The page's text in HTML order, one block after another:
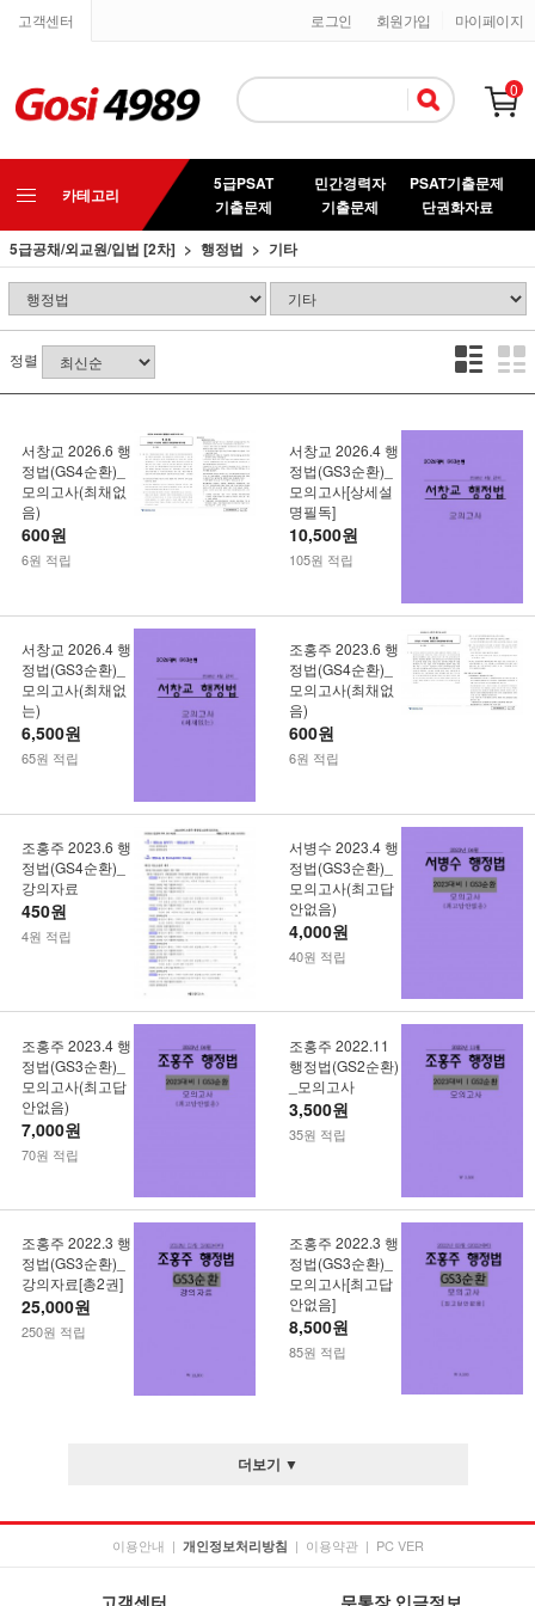
고객센터 마이페이지
회원가입
로그인
0
카테고리
5급PSAT
기출문제
민간경력자
기출문제
PSAT기출문제
단권화자료
5급공채/외교원/입법 [2차]
행정법 기타
정렬
서창교 2026.6 행
정법(GS4순환)_
모의고사(최채없
음)
600원
6원 적립
서창교 2026.4 행
정법(GS3순환)_
모의고사[상세설
명필독]
10,500원
105원 적립
서창교 2026.4 행
정법(GS3순환)_
모의고사(최채없
는)
6,500원
65원 적립
조홍주 2023.6 행
정법(GS4순환)_
모의고사(최채없
음)
600원
6원 적립
조홍주 2023.6 행
정법(GS4순환)_
강의자료
450원
4원 적립
서병수 2023.4 행
정법(GS3순환)_
모의고사(최고답
안없음)
4,000원
40원 적립
조홍주 2023.4 행
정법(GS3순환)_
모의고사(최고답
안없음)
7,000원
70원 적립
조홍주 2022.11
행정법(GS2순환)
_모의고사
3,500원
35원 적립
조홍주 2022.3 행
정법(GS3순환)_
강의자료[총2권]
25,000원
250원 적립
조홍주 2022.3 행
정법(GS3순환)_
모의고사[최고답
안없음]
8,500원
85원 적립
더보기 ▼
이용안내 | 개인정보처리방침 | 이용약관 | PC VER
고객센터 무통장 입금정보